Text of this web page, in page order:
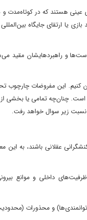
عینی هستند که در
بازی یا ارتقای جایگاه
و راهبردهایشان مقید
کنیم. این مفروضات
چنان‌چه تمامی یا بخشی از
نسبت زیر سوال خواهد رفت.
عقلانی باشند، به
داخلی و موانع